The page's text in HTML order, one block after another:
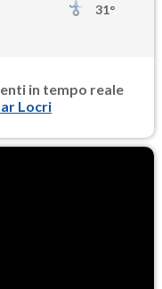
31°
in tempo reale
Locri